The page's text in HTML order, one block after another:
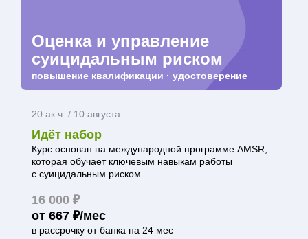
Оценка и управление
суицидальным риском
повышение квалификации · удостоверение
20 ак.ч. / 10 августа
Идёт набор
Курс основан на международной программе AMSR,
которая обучает ключевым навыкам работы
с суицидальным риском.
16 000 ₽
от 667 ₽/мес
в рассрочку от банка на 24 мес